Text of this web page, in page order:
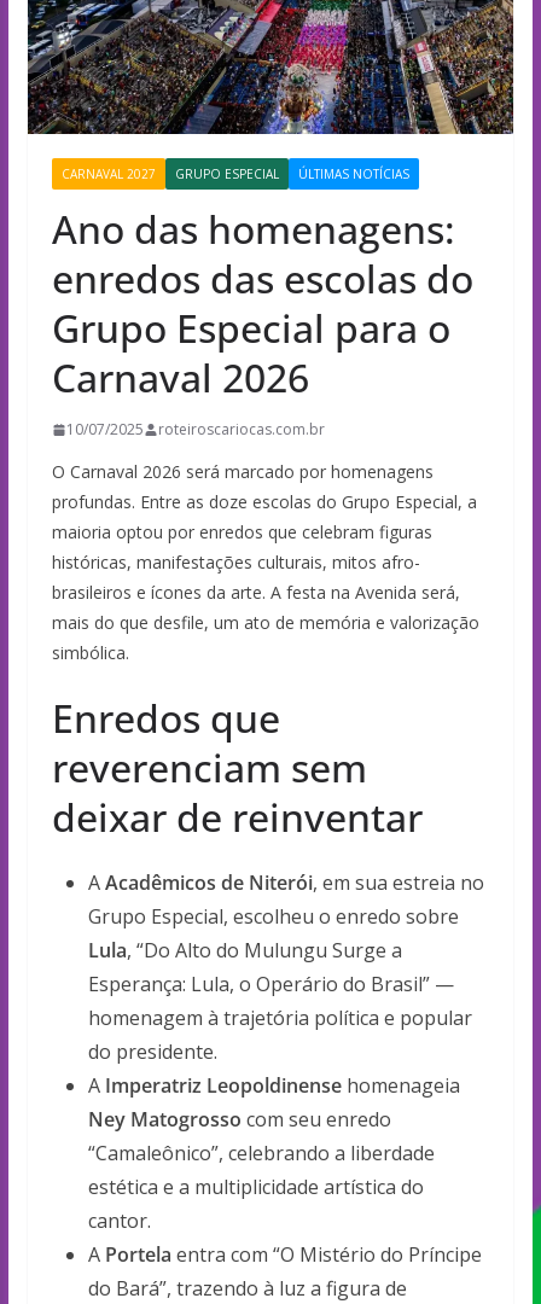
CARNAVAL 2027 GRUPO ESPECIAL ÚLTIMAS NOTÍCIAS
Ano das homenagens:
enredos das escolas do
Grupo Especial para o
Carnaval 2026
10/07/2025 roteiroscariocas.com.br
O Carnaval 2026 será marcado por homenagens
profundas. Entre as doze escolas do Grupo Especial, a
maioria optou por enredos que celebram figuras
históricas, manifestações culturais, mitos afro-
brasileiros e ícones da arte. A festa na Avenida será,
mais do que desfile, um ato de memória e valorização
simbólica.
Enredos que
reverenciam sem
deixar de reinventar
AAcadêmicos de Niterói, em sua estreia no
Grupo Especial, escolheu o enredo sobre
Lula, “Do Alto do Mulungu Surge a
Esperança: Lula, o Operário do Brasil” —
homenagem à trajetória política e popular
do presidente.
A Imperatriz Leopoldinensehomenageia
Ney Matogrosso com seu enredo
“Camaleônico”, celebrando a liberdade
estética e a multiplicidade artística do
cantor.
A Portela entra com “O Mistério do Príncipe
do Bará”, trazendo à luz a figura de